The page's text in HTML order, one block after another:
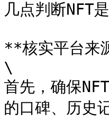
几点判断NFT
**核实平台来
\
首先，确保
的口碑、历史